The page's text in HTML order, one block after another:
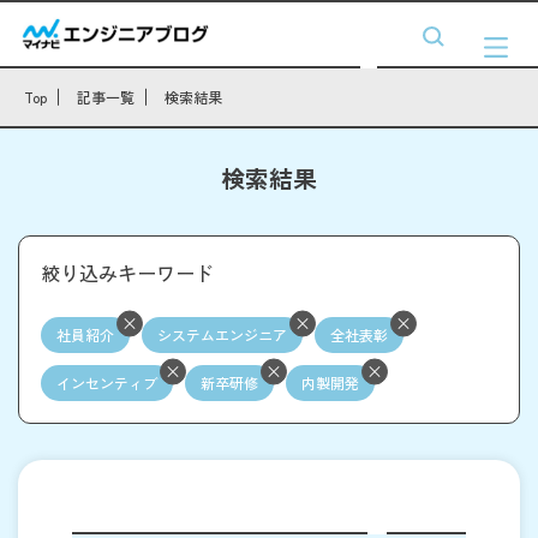
Top 記事一覧 検索結果
検索結果
絞り込みキーワード
社員紹介 システムエンジニア 全社表彰
インセンティブ 新卒研修 内製開発